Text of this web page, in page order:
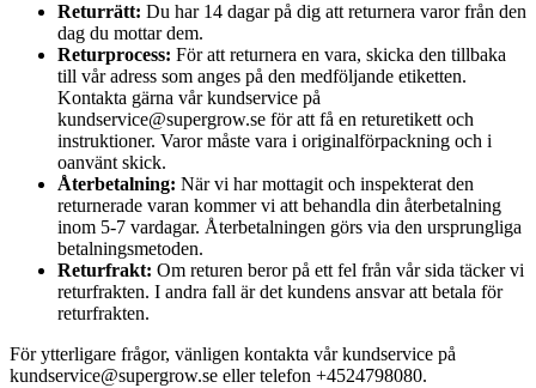
Returrätt: Du har 14 dagar på dig att returnera varor från den
dag du mottar dem.
Returprocess: För att returnera en vara, skicka den tillbaka
till vår adress som anges på den medföljande etiketten.
Kontakta gärna vår kundservice på
kundservice@supergrow.se för att få en returetikett och
instruktioner. Varor måste vara i originalförpackning och i
oanvänt skick.
Återbetalning: När vi har mottagit och inspekterat den
returnerade varan kommer vi att behandla din återbetalning
inom 5-7 vardagar. Återbetalningen görs via den ursprungliga
betalningsmetoden.
Returfrakt: Om returen beror på ett fel från vår sida täcker vi
returfrakten. I andra fall är det kundens ansvar att betala för
returfrakten.
För ytterligare frågor, vänligen kontakta vår kundservice på
kundservice@supergrow.se eller telefon +4524798080.